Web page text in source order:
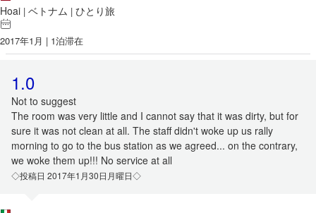
Hoai | ベトナム | ひとり旅
2017年1月 | 1泊滞在
1.0
Not to suggest
The room was very little and I cannot say that it was dirty, but for
sure it was not clean at all. The staff didn't woke up us rally
morning to go to the bus station as we agreed... on the contrary,
we woke them up!!! No service at all
◇投稿日 2017年1月30日月曜日◇